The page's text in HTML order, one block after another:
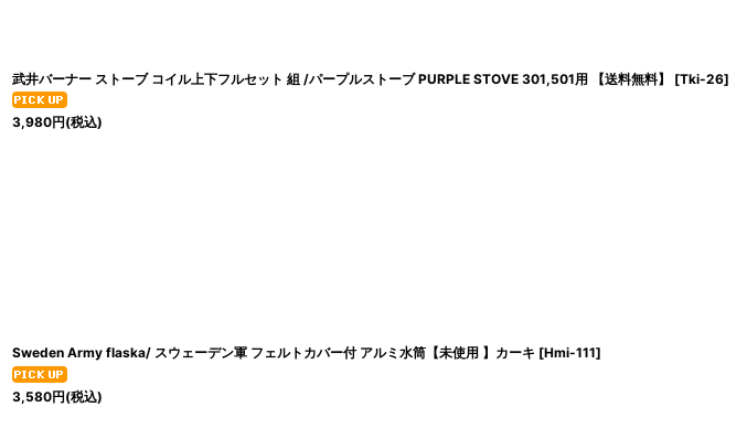
武井バーナー ストーブ コイル上下フルセット 組 /パープルストーブ PURPLE STOVE 301,501用 【送料無料】 [Tki-26]
3,980円(税込)
Sweden Army flaska/ スウェーデン軍 フェルトカバー付 アルミ水筒【未使用 】カーキ [Hmi-111]
3,580円(税込)